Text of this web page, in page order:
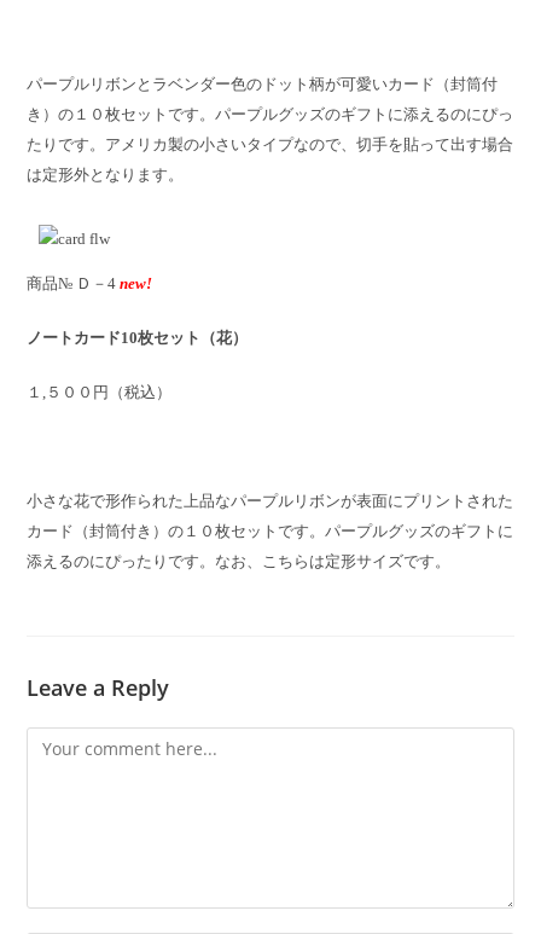
パープルリボンとラベンダー色のドット柄が可愛いカード（封筒付
き）の１０枚セットです。パープルグッズのギフトに添えるのにぴっ
たりです。アメリカ製の小さいタイプなので、切手を貼って出す場合
は定形外となります。
商品№ Ｄ－4new!
ノートカード10枚セット（花）
１,５００円（税込）
小さな花で形作られた上品なパープルリボンが表面にプリントされた
カード（封筒付き）の１０枚セットです。パープルグッズのギフトに
添えるのにぴったりです。なお、こちらは定形サイズです。
Leave a Reply
Comment